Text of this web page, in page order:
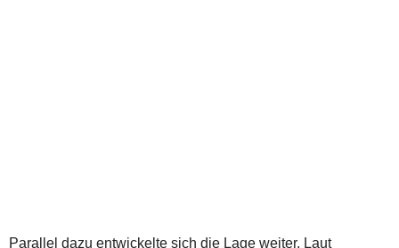
Parallel dazu entwickelte sich die Lage weiter. Laut